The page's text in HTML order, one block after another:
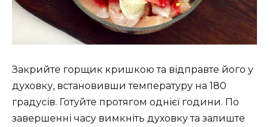
Закрийте горщик кришкою та відправте його у
духовку, встановивши температуру на 180
градусів. Готуйте протягом однієї години. По
завершенні часу вимкніть духовку та залиште